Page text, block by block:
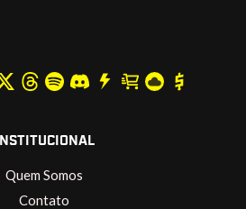
INSTITUCIONAL
Quem Somos
Contato